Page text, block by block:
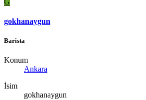
gokhanaygun
Barista
Konum
Ankara
İsim
gokhanaygun